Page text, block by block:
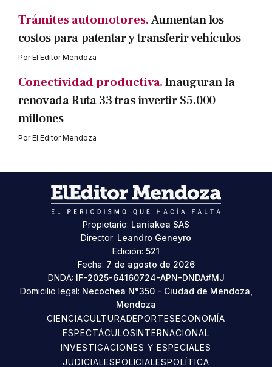
Trámites automotores.Aumentan los
costos para patentar y transferir vehículos
PorEl Editor Mendoza
Conectividad productiva.Inauguran la
renovada Ruta 33 tras invertir $5.000
millones
PorEl Editor Mendoza
Propietario: Laniakea SAS
Director: Leandro Geneyro
Edición: 521
Fecha: 7 de agosto de 2026
DNDA: IF-2025-64160724-APN-DNDA#MJ
Domicilio legal: Necochea N°350 - Ciudad de Mendoza,
Mendoza
CIENCIACULTURADEPORTESECONOMÍA
ESPECTÁCULOSINTERNACIONAL
INVESTIGACIONES Y ESPECIALES
JUDICIALESPOLICIALESPOLÍTICA